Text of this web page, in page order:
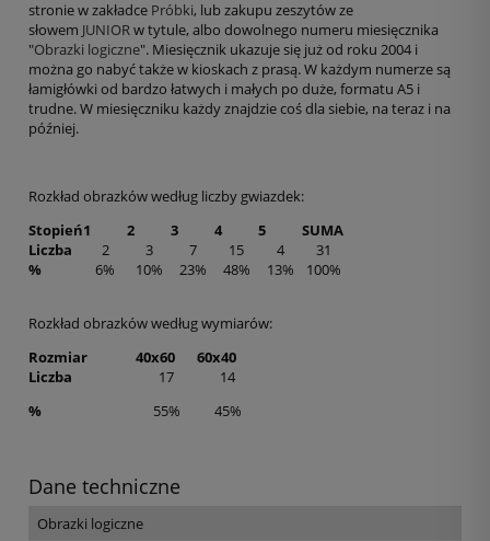
stronie w zakładce Próbki, lub zakupu zeszytów ze
słowem JUNIORw tytule, albo dowolnego numeru miesięcznika
"Obrazki logiczne". Miesięcznik ukazuje się już od roku 2004 i
można go nabyć także w kioskach z prasą. W każdym numerze są
łamigłówki od bardzo łatwych i małych po duże, formatu A5 i
trudne. W miesięczniku każdy znajdzie coś dla siebie, na teraz i na
później.
Rozkład obrazków według liczby gwiazdek:
Stopień1 2 3 4 5
SUMA
Liczba
2 3 7 15 4
31
%
6% 10% 23% 48% 13% 100%
Rozkład obrazków według wymiarów:
Rozmiar
40x60
60x40
Liczba
17
14
%
55% 45%
Dane techniczne
Obrazki logiczne